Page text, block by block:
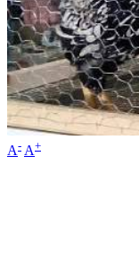
A- A+